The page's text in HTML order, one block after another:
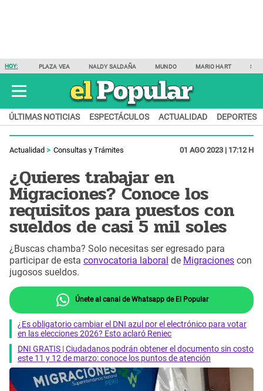
HOY: PLAZA VEA NALDY SALDAÑA MUNDO MARIO HART
ÚLTIMAS NOTICIAS ESPECTÁCULOS ACTUALIDAD DEPORTES
Actualidad Consultas y Trámites 01 AGO 2023 | 17:12 H
¿Quieres trabajar en
Migraciones? Conoce los
requisitos para puestos con
sueldos de casi 5 mil soles
¿Buscas chamba? Solo necesitas ser egresado para
participar de esta convocatoria laboral de Migraciones con
jugosos sueldos.
Únete al canal de Whatsapp de El Popular
¿Es obligatorio cambiar el DNI azul por el electrónico para votar
en las elecciones 2026? Esto aclaró Reniec
DNI GRATIS | Ciudadanos podrán obtener el documento sin costo
este 11 y 12 de marzo: conoce los puntos de atención